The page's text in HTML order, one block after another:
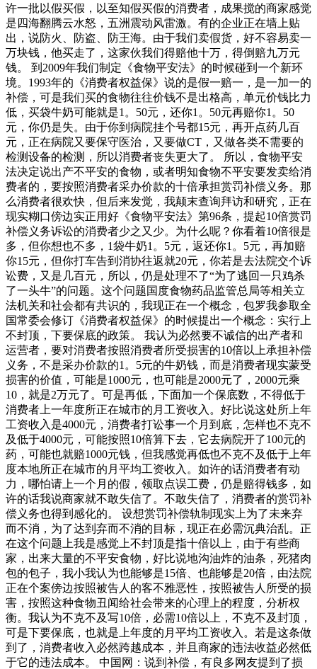
许一批以假买假，以至知假买假的消费者，成果搅的商家感觉
是四海翻腾云水怒，五洲震动风雷激。有的企业正在墙上贴
出，说防火、防盗、防王海。由于我们卖假货，好不容易卖一
万块钱，他买走了，这家伙我们得赔他十万，得倒赔九万元
钱。 到2009年我们制定《食物平安法》的时候碰到一个新环
境。1993年的《消费者权益保》说的是假一赔一，是一加一的
补偿，可是我们买的食物往往价钱不是出格高，单元价钱比力
低，买袋牛奶可能就是1。50元，还你1。50元再赔你1。50
元，你仍是失。由于你到病院挂个号都15元，再开点药几百
元，正在病院又要保守医治，又要做CT，又做各类不需要的
检测设备的检测，所以消费者丧失更大了。 所以，食物平安
法决定说出产不平安的食物，或者明知食物不平安要发卖给消
费者的，要按照消费者采办价款的十倍承担赏罚补偿义务。那
么消费者很欢快，但后来发觉，我颠末查询拜访和研究，正在
现实糊口傍边实正用好《食物平安法》第96条，提起10倍赏罚
补偿义务诉讼的消费者少之又少。为什么呢？你看着10倍很是
多，但你想也不多，1袋牛奶1。5元，返还你1。5元，再加赔
你15元，但你打车告到消协往返就20元，你若是去法院交个诉
讼费，又是几百元，所以，仍是处理不了“为了逃回一只鸡杀
了一头牛”的问题。这个问题国度食物药品监管总局等相关立
法机关和社会都有共识的，我现正在一个概念，包罗我参取全
国常委会修订《消费者权益保》的时候提出一个概念：实行上
不封顶，下要保底的政策。 我认为必然要不诚信的出产者和
运营者，要对消费者按照消费者所受损害的10倍以上承担补偿
义务，不是采办价款的1。5元的牛奶钱，而是消费者现实蒙受
损害的价值，可能是1000元，也可能是2000元了，2000元乘
10，就是2万元了。可是再低，下面加一个保底数，不得低于
消费者上一年度所正在城市的月工资收入。好比说这处所上年
工资收入是4000元，消费者打讼事一个月到底，怎样也不克不
及低于4000元，可能按照10倍算下去，它去病院开了100元的
药，可能也就赔1000元钱，但我感觉再低也不克不及低于上年
度本地所正在城市的月平均工资收入。如许的话消费者有动
力，哪怕请上一个月的假，领取点误工费，仍是赔得钱多，如
许的话我说商家就不敢失信了。不敢失信了，消费者的赏罚补
偿义务也得到感化的。 设想赏罚补偿轨制现实上为了未来弃
而不消，为了达到弃而不消的目标，现正在必需沉典治乱。正
在这个问题上我是感觉上不封顶是指十倍以上，由于有些商
家，出来大量的不平安食物，好比说地沟油炸的油条，死猪肉
包的包子，我小我认为也能够是15倍、也能够是20倍，由法院
正在个案傍边按照被告人的客不雅恶性，按照被告人所受的损
害，按照这种食物丑闻给社会带来的心理上的程度，分析权
衡。我认为不克不及写10倍，必需10倍以上，不克不及封顶，
可是下要保底，也就是上年度的月平均工资收入。若是这条做
到了，消费者收入必然跨越成本，并且商家的违法收益必然低
于它的违法成本。 中国网：说到补偿，有良多网友提到了损